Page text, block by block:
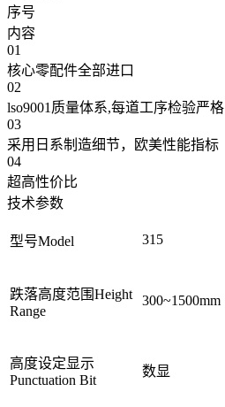
序号
内容
01
核心零配件全部进口
02
lso9001质量体系,每道工序检验严格
03
采用日系制造细节，欧美性能指标
04
超高性价比
技术参数
型号Model 315
跌落高度范围Height
Range
300~1500mm
高度设定显示
Punctuation Bit
数显